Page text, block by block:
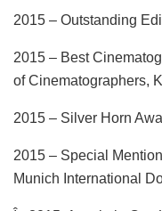
2015 – Outstanding
2015 – Best
of Cinematographers,
2015 – Silver Horn
2015 – Special
Munich International